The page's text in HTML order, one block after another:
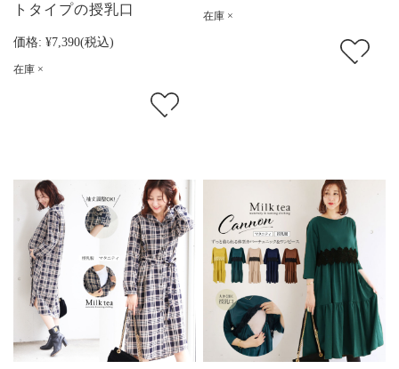
トタイプの授乳口
価格: ¥7,390(税込)
在庫 ×
在庫 ×